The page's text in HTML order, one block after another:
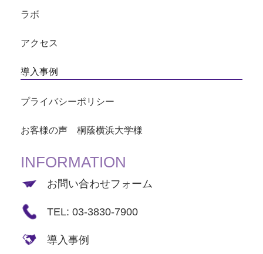
ラボ
アクセス
導入事例
プライバシーポリシー
お客様の声 桐蔭横浜大学様
INFORMATION
お問い合わせフォーム
TEL: 03-3830-7900
導入事例